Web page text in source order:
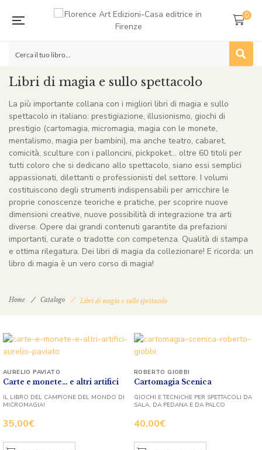
0
Libri di magia e sullo spettacolo
La più importante collana con i migliori libri di magia e sullo
spettacolo in italiano: prestigiazione, illusionismo, giochi di
prestigio (cartomagia, micromagia, magia con le monete,
mentalismo, magia per bambini), ma anche teatro, cabaret,
comicità, sculture con i palloncini, pickpoket… oltre 60 titoli per
tutti coloro che si dedicano allo spettacolo, siano essi semplici
appassionati, dilettanti o professionisti del settore. I volumi
costituiscono degli strumenti indispensabili per arricchire le
proprie conoscenze teoriche e pratiche, per scoprire nuove
dimensioni creative, nuove possibilità di integrazione tra arti
diverse. Opere dai grandi contenuti garantite da prefazioni
importanti, curate o tradotte con competenza. Qualità di stampa
e ottima rilegatura. Dei libri di magia da collezionare! E ricorda: un
libro di magia è un vero corso di magia!
Home Catalogo Libri di magia e sullo spettacolo
Carte e monete… e altri artifici
35,00€
AURELIO PAVIATO
IL LIBRO DEL CAMPIONE DEL MONDO DI
MICROMAGIA!
Cartomagia Scenica
40,00€
ROBERTO GIOBBI
GIOCHI E TECNICHE PER SPETTACOLI DA
SALA, DA PEDANA E DA PALCO